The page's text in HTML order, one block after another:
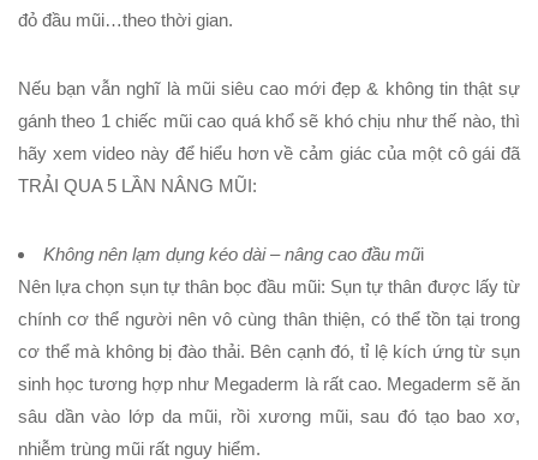
đỏ đầu mũi…theo thời gian.
Nếu bạn vẫn nghĩ là mũi siêu cao mới đẹp & không tin thật sự
gánh theo 1 chiếc mũi cao quá khổ sẽ khó chịu như thế nào, thì
hãy xem video này để hiểu hơn về cảm giác của một cô gái đã
TRẢI QUA 5 LẦN NÂNG MŨI:
Không nên lạm dụng kéo dài – nâng cao đầu mũi
Nên lựa chọn sụn tự thân bọc đầu mũi: Sụn tự thân được lấy từ
chính cơ thể người nên vô cùng thân thiện, có thể tồn tại trong
cơ thể mà không bị đào thải. Bên cạnh đó, tỉ lệ kích ứng từ sụn
sinh học tương hợp như Megaderm là rất cao. Megaderm sẽ ăn
sâu dần vào lớp da mũi, rồi xương mũi, sau đó tạo bao xơ,
nhiễm trùng mũi rất nguy hiểm.